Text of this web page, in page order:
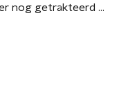
Mag er nog getrakteerd worden op school? (28 november 2023)